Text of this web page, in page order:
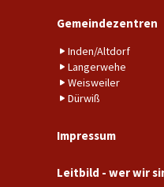
Gemeindezentren
Inden/Altdorf
Langerwehe
Weisweiler
Dürwiß
Impressum
Leitbild - wer wir